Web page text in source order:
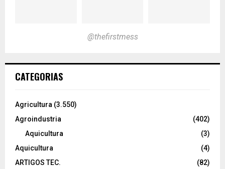
@thefirstmess
CATEGORIAS
Agricultura (3.550)
Agroindustria
(402)
Aquicultura
(3)
Aquicultura
(4)
ARTIGOS TEC.
(82)